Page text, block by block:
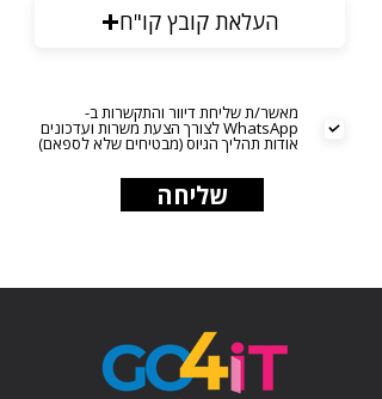
העלאת קובץ קו"ח
מאשר/ת שליחת דיוור והתקשרות ב-
WhatsApp לצורך הצעת משרות ועדכונים
אודות תהליך הגיוס (מבטיחים שלא לספאם)
שליחה